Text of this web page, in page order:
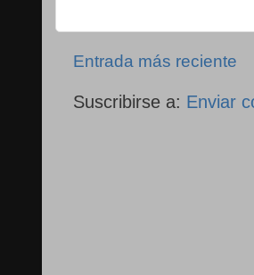
Entrada más reciente
Suscribirse a: Enviar